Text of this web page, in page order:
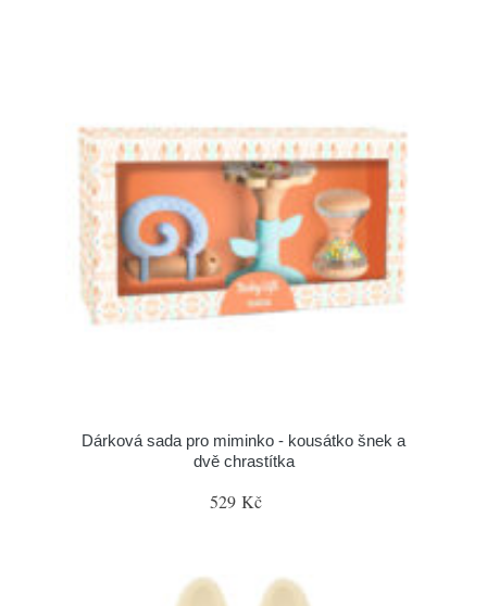
Dárková sada pro miminko - kousátko šnek a
dvě chrastítka
529 Kč